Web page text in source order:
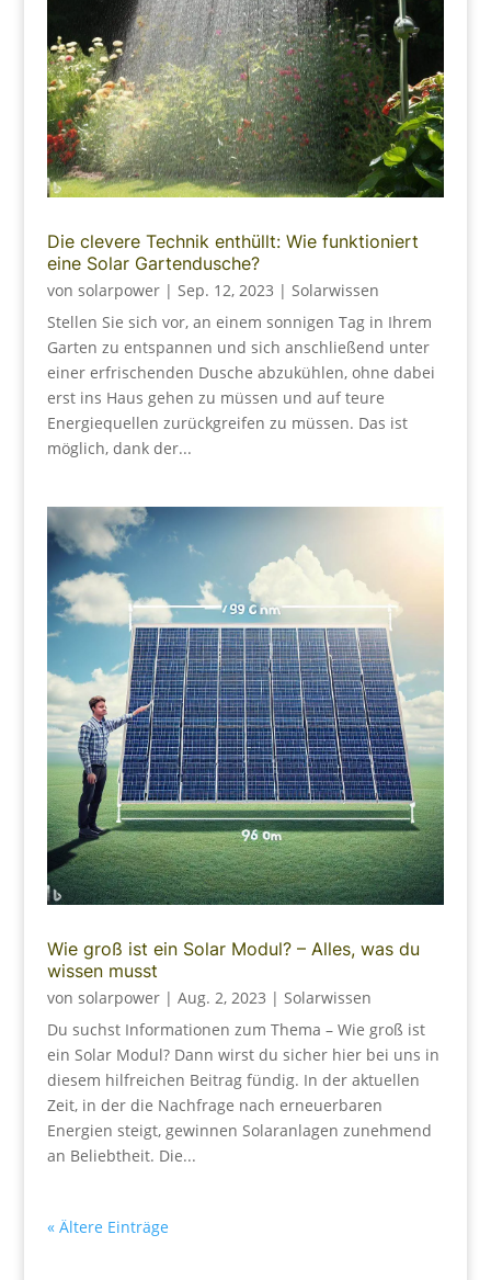
Die clevere Technik enthüllt: Wie funktioniert
eine Solar Gartendusche?
von solarpower| Sep. 12, 2023 | Solarwissen
Stellen Sie sich vor, an einem sonnigen Tag in Ihrem
Garten zu entspannen und sich anschließend unter
einer erfrischenden Dusche abzukühlen, ohne dabei
erst ins Haus gehen zu müssen und auf teure
Energiequellen zurückgreifen zu müssen. Das ist
möglich, dank der...
Wie groß ist ein Solar Modul? – Alles, was du
wissen musst
von solarpower| Aug. 2, 2023 | Solarwissen
Du suchst Informationen zum Thema – Wie groß ist
ein Solar Modul? Dann wirst du sicher hier bei uns in
diesem hilfreichen Beitrag fündig. In der aktuellen
Zeit, in der die Nachfrage nach erneuerbaren
Energien steigt, gewinnen Solaranlagen zunehmend
an Beliebtheit. Die...
« Ältere Einträge